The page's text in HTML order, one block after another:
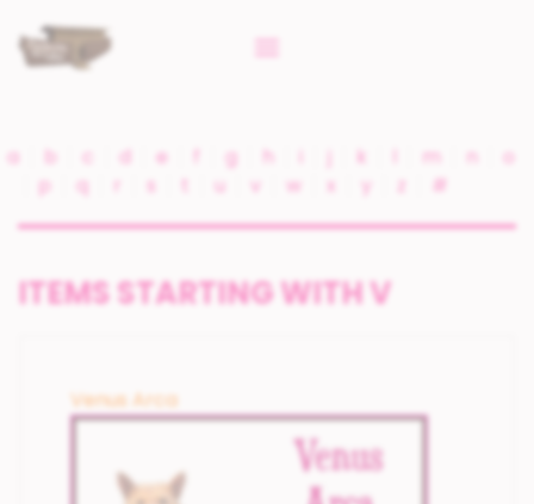
a b c d e g h k m n
o
p
q r s t u v w x y z #
ITEMS STARTING WITH V
Venus Arca